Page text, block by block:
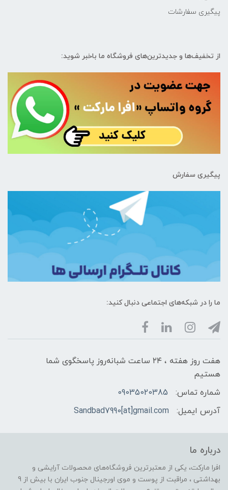
پیگیری سفارشات
از تخفیف‌ها و جدیدترین‌های فروشگاه ما باخبر شوید:
پیگیری سفارش
ما را در شبکه‌های اجتماعی دنبال کنید:
هفت روز هفته ، ۲۴ ساعت شبانه‌روز پاسخگوی شما
هستیم
شماره تماس:
09035020385
آدرس ایمیل:
Sandbad7990[at]gmail.com
درباره ما
افرا مارکت، یکی از معتبرترین فروشگاه‌های محصولات آرایشی و
بهداشتی ، مراقبت از پوست و موی اورجینال جنوب ایران با بیش از 9